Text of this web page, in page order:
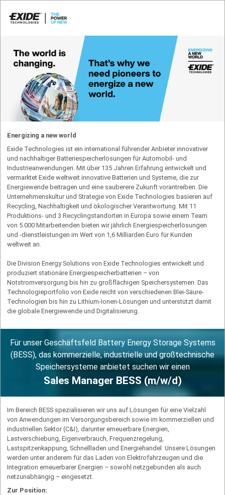
Energizing a new world
Exide Technologies ist ein international führender Anbieter innovativer
und nachhaltiger Batteriespeicherlösungen für Automobil- und
Industrieanwendungen. Mit über 135 Jahren Erfahrung entwickelt und
vermarktet Exide weltweit innovative Batterien und Systeme, die zur
Energiewende beitragen und eine sauberere Zukunft vorantreiben. Die
Unternehmenskultur und Strategie von Exide Technologies basieren auf
Recycling, Nachhaltigkeit und ökologischer Verantwortung. Mit 11
Produktions- und 3 Recycling­standorten in Europa sowie einem Team
von 5.000 Mitarbeitenden bieten wir jährlich Energiespeicherlösungen
und -dienstleis­tungen im Wert von 1,6 Milliarden Euro für Kunden
weltweit an.
Die Division Energy Solutions von Exide Technologies entwickelt und
produziert stationäre Energiespeicherbatterien – von
Notstromversorgung bis hin zu großflächigen Speichersystemen. Das
Technologieportfolio von Exide reicht von verschiedenen Blei-Säure-
Technologien bis hin zu Lithium-Ionen-Lösungen und unterstützt damit
die globale Energiewende und Digitalisierung.
Für unser Geschäftsfeld Battery Energy Storage Systems
(BESS), das kommerzielle, industrielle und großtechnische
Speichersysteme anbietet suchen wir einen
Sales Manager BESS (m/w/d)
Im Bereich BESS spezialisieren wir uns auf Lösungen für eine Vielzahl
von Anwendungen im Versorgungsbereich sowie im kom­merziellen und
industriellen Sektor (C&I), darunter erneuerbare Energien,
Lastverschiebung, Eigenverbrauch, Frequenzregelung,
Lastspitzenkappung, Schnellladen und Energiehandel. Unsere Lösungen
werden unter anderem für das Laden von Elektrofahr­zeugen und die
Integration erneuerbarer Energien – sowohl netzgebunden als auch
netzunabhängig – eingesetzt.
Zur Position: